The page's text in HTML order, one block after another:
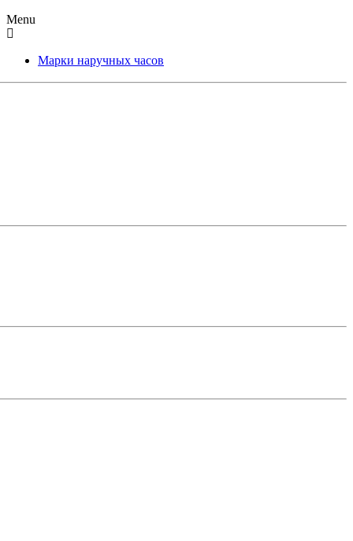
Menu
Марки наручных часов